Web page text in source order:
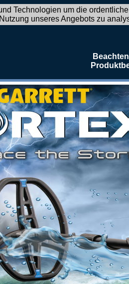
Technologien um die
unseres Angebots zu